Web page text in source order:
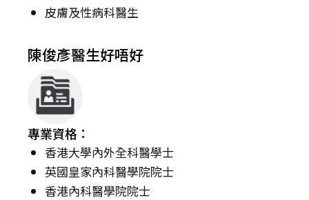
皮膚及性病科醫生
陳俊彥醫生好唔好
專業資格：
香港大學內外全科醫學士
英國皇家內科醫學院院士
香港內科醫學院院士